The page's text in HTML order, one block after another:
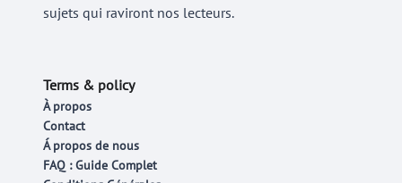
sujets qui raviront nos lecteurs.
Terms & policy
À propos
Contact
Á propos de nous
FAQ : Guide Complet